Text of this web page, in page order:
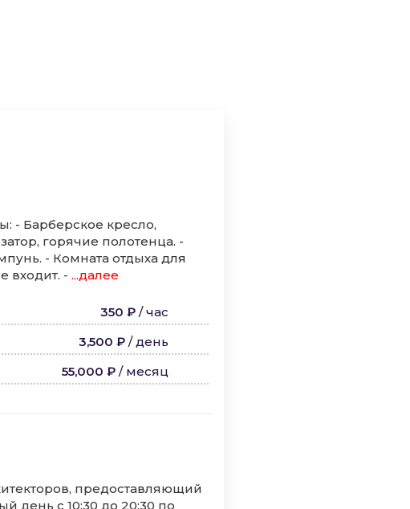
- Барберское кресло,
горячие полотенца. -
- Комната отдыха для
входит. - ...далее
350 ₽ / час
3,500 ₽ / день
55,000 ₽ / месяц
предоставляющий
день с 10:30 до 20:30 по